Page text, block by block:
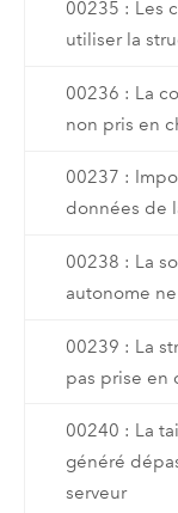
00235 : Les
utiliser la
00236 : La
non pris en
00237 :
données de
00238 : La
autonome
00239 : La
pas prise en
00240 : La
généré
serveur